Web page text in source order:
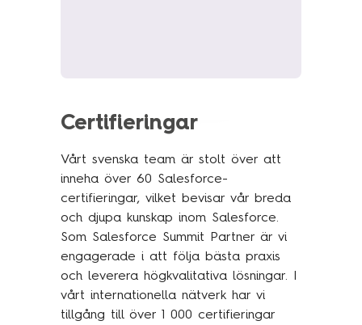
Certifieringar
Vårt svenska team är stolt över att
inneha över 60 Salesforce-
certifieringar, vilket bevisar vår breda
och djupa kunskap inom Salesforce.
Som Salesforce Summit Partner är vi
engagerade i att följa bästa praxis
och leverera högkvalitativa lösningar. I
vårt internationella nätverk har vi
tillgång till över 1 000 certifieringar